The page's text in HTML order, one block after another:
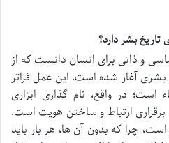
بشر دارد؟
و ذاتی برای انسان دانست که از
آغاز شده است. این عمل فراتر
در واقع، نام گذاری ابزاری
برقراری ارتباط و ساختن هویت است.
چرا که بدون آن ها، هر بار باید